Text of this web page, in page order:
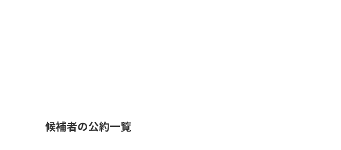
候補者の公約一覧